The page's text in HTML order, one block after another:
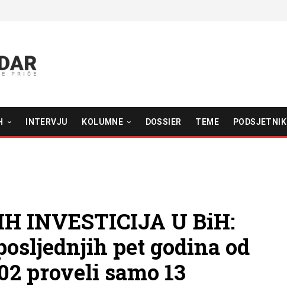
INTERVJU KOLUMNE DOSSIER TEME PODSJETNIK
INVESTICIJA U BiH:
pet godina od
proveli samo 13